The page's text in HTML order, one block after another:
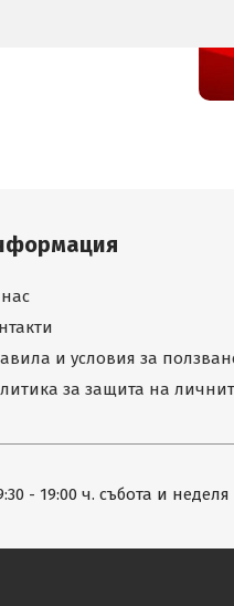
и условия за
за защита на
- 19:00 ч. събота и неделя